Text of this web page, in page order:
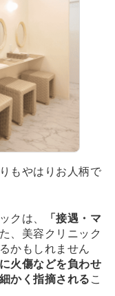
もやはりお人柄で
クは、
「接遇・マ
、美容クリニック
かもしれません
火傷などを負わせ
かく指摘される こ